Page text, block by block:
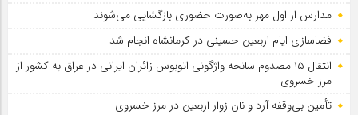
مدارس از اول مهر به‌صورت حضوری بازگشایی می‌شوند
فضاسازی ایام اربعین حسینی در کرمانشاه انجام شد
انتقال ۱۵ مصدوم سانحه واژگونی اتوبوس زائران ایرانی در عراق به کشور از
مرز خسروی
تأمین بی‌وقفه آرد و نان زوار اربعین در مرز خسروی